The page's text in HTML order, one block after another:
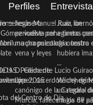
la
y
ceheginero
vuelve por
una propuesta
Pedida de
2015
del Centro de Día
Perfiles
Jesús Manuel Ruiz, un
periodista ceheginero con
mucha psicología, teatro
vena y leyes
D. Clemente Lucio Guirao
López, sacerdote
canónigo de la Catedral
Murcia, fallece a los 89
Juan
a tantas
de nuestra
hubiera
...
Wichy de
un regalo
magia de